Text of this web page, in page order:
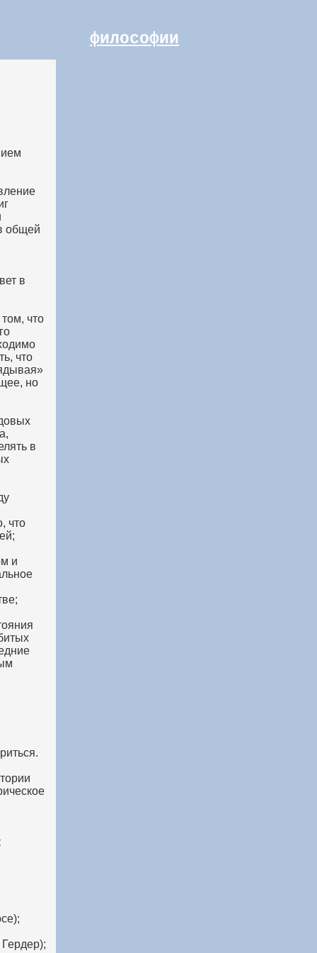
философии
общей
в
что
что
но
в
что
и